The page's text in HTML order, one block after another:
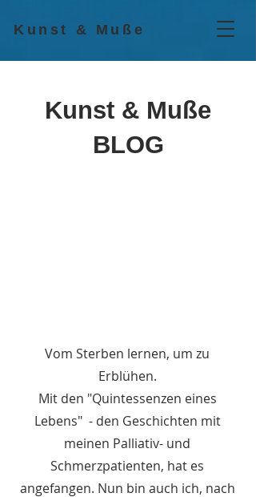
Kunst & Muße
Kunst & Muße
BLOG
Vom Sterben lernen, um zu
Erblühen.
Mit den "Quintessenzen eines
Lebens" - den Geschichten mit
meinen Palliativ- und
Schmerzpatienten, hat es
angefangen. Nun bin auch ich, nach